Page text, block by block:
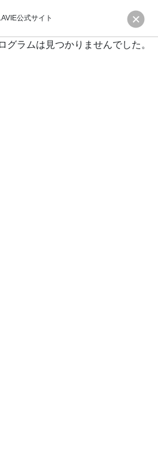
公式サイト
グラムは見つかりませんでした。